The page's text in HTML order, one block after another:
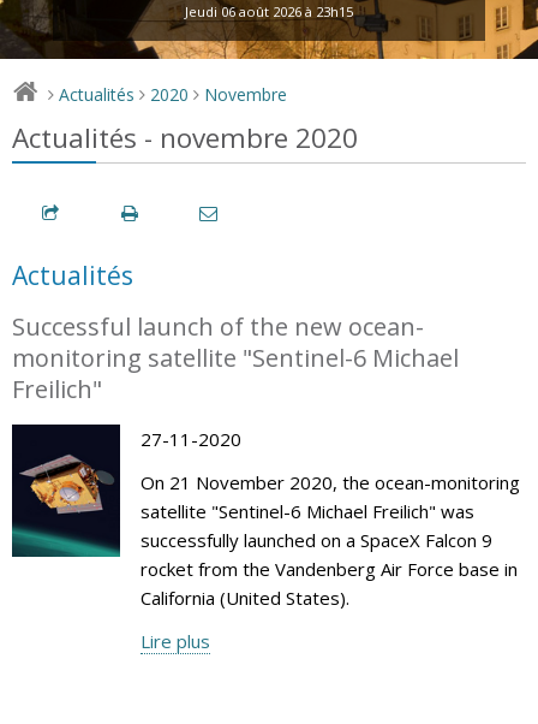
Jeudi 06 août 2026 à 23h15
> Actualités > 2020 > Novembre
Actualités - novembre 2020
Actualités
Successful launch of the new ocean-
monitoring satellite "Sentinel-6 Michael
Freilich"
27-11-2020
On 21 November 2020, the ocean-monitoring
satellite "Sentinel-6 Michael Freilich" was
successfully launched on a SpaceX Falcon 9
rocket from the Vandenberg Air Force base in
California (United States).
Lire plus